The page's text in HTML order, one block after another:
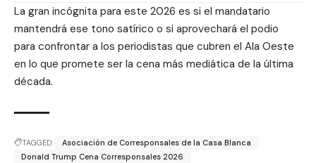
La gran incógnita para este 2026 es si el mandatario
mantendrá ese tono satírico o si aprovechará el podio
para confrontar a los periodistas que cubren el Ala Oeste
en lo que promete ser la cena más mediática de la última
década.
TAGGED:
Asociación de Corresponsales de la Casa Blanca
Donald Trump Cena Corresponsales 2026